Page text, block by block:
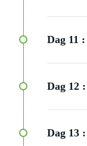
Dag 11 :
Dag 12 :
Dag 13 :